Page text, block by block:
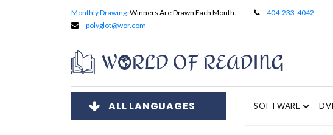
Monthly Drawing: Winners Are Drawn Each Month.
404-233-4042
polyglot@wor.com
ALL LANGUAGES SOFTWARE